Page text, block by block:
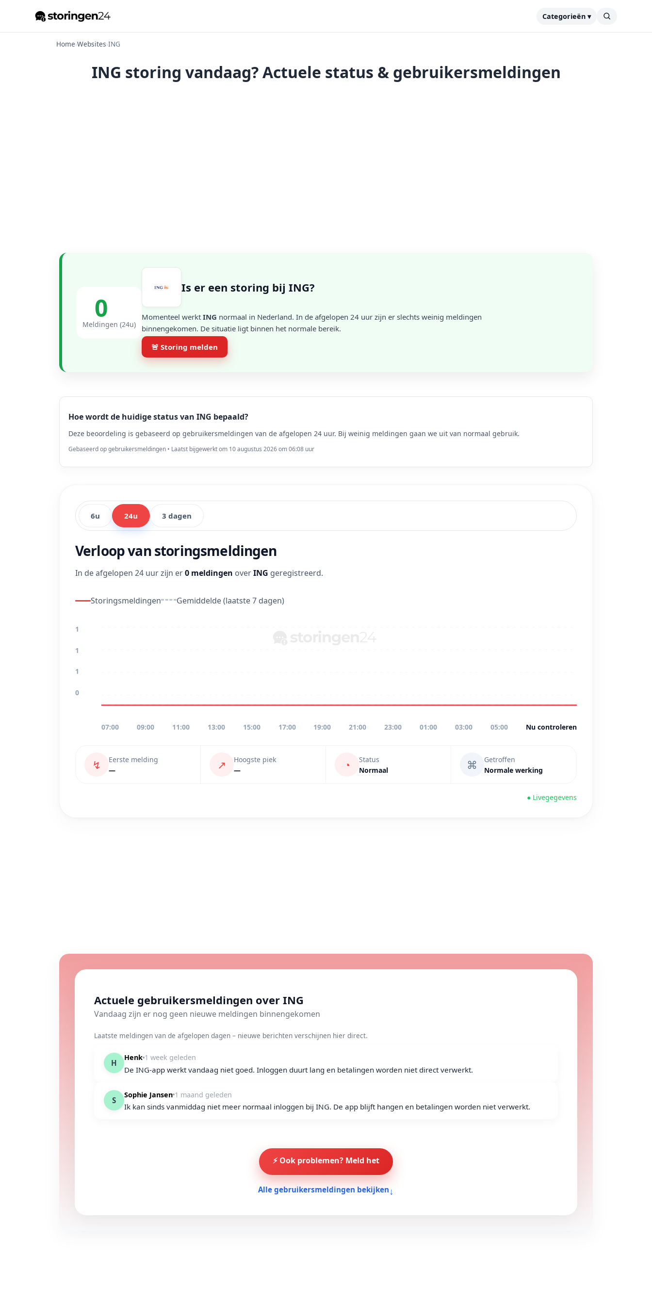
Categorieën ▾
Home›Websites›ING
ING storing vandaag? Actuele status & gebruikersmeldingen
0
Meldingen (24u)
Is er een storing bij ING?
Momenteel werkt ING normaal in Nederland. In de afgelopen 24 uur zijn er slechts weinig meldingen
binnengekomen. De situatie ligt binnen het normale bereik.
🚨 Storing melden
Hoe wordt de huidige status van ING bepaald?
Deze beoordeling is gebaseerd op gebruikersmeldingen van de afgelopen 24 uur. Bij weinig meldingen gaan we uit van normaal gebruik.
Gebaseerd op gebruikersmeldingen • Laatst bijgewerkt om 10 augustus 2026 om 06:08 uur
6u 24u 3 dagen
Verloop van storingsmeldingen
In de afgelopen 24 uur zijn er0 meldingen overING geregistreerd.
Storingsmeldingen Gemiddelde (laatste 7 dagen)
1
1
1
0
07:00 09:00 11:00 13:00 15:00 17:00 19:00 21:00 23:00 01:00 03:00 05:00 Nu controleren
↯
Eerste melding
—
↗
Hoogste piek
—
◔
Status
Normaal
⌘
Getroffen
Normale werking
● Livegegevens
Actuele gebruikersmeldingen over ING
Vandaag zijn er nog geen nieuwe meldingen binnengekomen
Laatste meldingen van de afgelopen dagen – nieuwe berichten verschijnen hier direct.
H
Henk 1 week geleden
De ING-app werkt vandaag niet goed. Inloggen duurt lang en betalingen worden niet direct verwerkt.
S
Sophie Jansen 1 maand geleden
Ik kan sinds vanmiddag niet meer normaal inloggen bij ING. De app blijft hangen en betalingen worden niet verwerkt.
⚡ Ook problemen? Meld het
Alle gebruikersmeldingen bekijken ↓